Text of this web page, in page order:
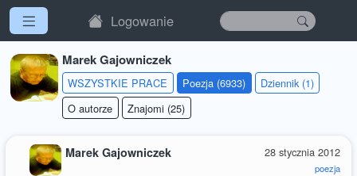
Logowanie
Marek Gajowniczek
WSZYSTKIE PRACE Poezja (6933)
Dziennik (1)
O autorze
Znajomi (25)
28 stycznia 2012
poezja
Marek Gajowniczek